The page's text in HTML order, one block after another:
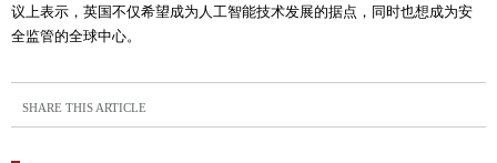
议上表示，英国不仅希望成为人工智能技术发展的据点，同时也想成为安
全监管的全球中心。
SHARE THIS ARTICLE